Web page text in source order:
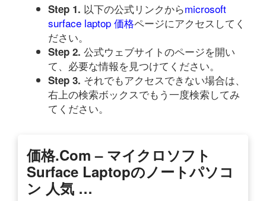
Step 1. 以下の公式リンクからmicrosoft
surface laptop 価格ページにアクセスしてく
ださい。
Step 2. 公式ウェブサイトのページを開い
て、必要な情報を見つけてください。
Step 3. それでもアクセスできない場合は、
右上の検索ボックスでもう一度検索してみ
てください。
価格.com – マイクロソフト
Surface Laptopのノートパソコ
ン 人気 …